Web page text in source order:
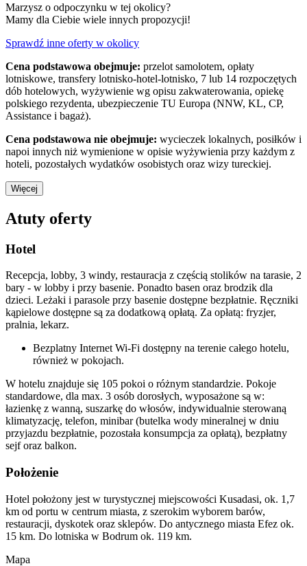
Marzysz o odpoczynku w tej okolicy?
Mamy dla Ciebie wiele innych propozycji!
Sprawdź inne oferty w okolicy
Cena podstawowa obejmuje: przelot samolotem, opłaty
lotniskowe, transfery lotnisko-hotel-lotnisko, 7 lub 14 rozpoczętych
dób hotelowych, wyżywienie wg opisu zakwaterowania, opiekę
polskiego rezydenta, ubezpieczenie TU Europa (NNW, KL, CP,
Assistance i bagaż).
Cena podstawowa nie obejmuje: wycieczek lokalnych, posiłków i
napoi innych niż wymienione w opisie wyżywienia przy każdym z
hoteli, pozostałych wydatków osobistych oraz wizy tureckiej.
Więcej
Atuty oferty
Hotel
Recepcja, lobby, 3 windy, restauracja z częścią stolików na tarasie, 2
bary - w lobby i przy basenie. Ponadto basen oraz brodzik dla
dzieci. Leżaki i parasole przy basenie dostępne bezpłatnie. Ręczniki
kąpielowe dostępne są za dodatkową opłatą. Za opłatą: fryzjer,
pralnia, lekarz.
Bezplatny Internet Wi-Fi dostępny na terenie całego hotelu,
również w pokojach.
W hotelu znajduje się 105 pokoi o różnym standardzie. Pokoje
standardowe, dla max. 3 osób dorosłych, wyposażone są w:
łazienkę z wanną, suszarkę do włosów, indywidualnie sterowaną
klimatyzację, telefon, minibar (butelka wody mineralnej w dniu
przyjazdu bezpłatnie, pozostała konsumpcja za opłatą), bezpłatny
sejf oraz balkon.
Położenie
Hotel położony jest w turystycznej miejscowości Kusadasi, ok. 1,7
km od portu w centrum miasta, z szerokim wyborem barów,
restauracji, dyskotek oraz sklepów. Do antycznego miasta Efez ok.
15 km. Do lotniska w Bodrum ok. 119 km.
Mapa